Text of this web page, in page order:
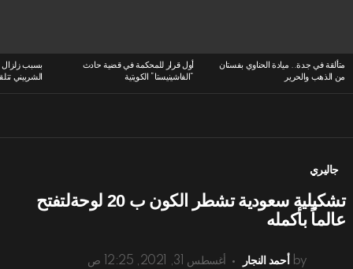
متألقة في جدة.. ميادة الحناوي بفستان
من الذهب والحرير
أول قرار للمحكمة في قضية حادث
“الفاشينيستا” الكويتية
بسبب زلزال
الشربيني
جاليري
تشكيلية سعودية تشطر الكون ب 20 لوحةلتفتح
عالماً بأكمله
by أحمد النجار أغسطس 31, 2021, 12:25 ص